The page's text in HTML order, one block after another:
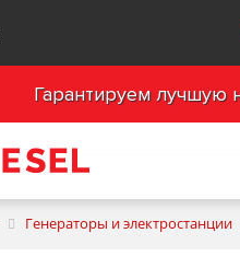
Гарантируем лучшую
Генераторы и электростанции